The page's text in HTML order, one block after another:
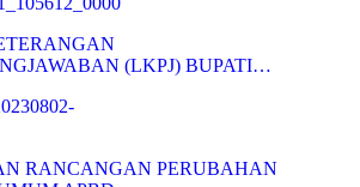
(LKPJ) BUPATI…
RANCANGAN PERUBAHAN